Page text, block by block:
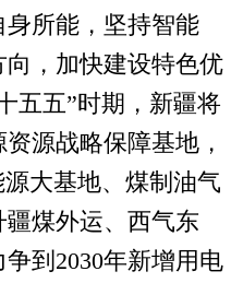
所能，坚持智能
，加快建设特色优
五五”时期，新疆将
源战略保障基地，
大基地、煤制油气
煤外运、西气东
到2030年新增用电